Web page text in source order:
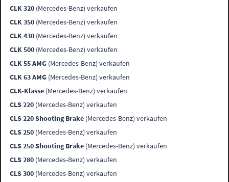
CLK 320 (Mercedes-Benz) verkaufen
CLK 350 (Mercedes-Benz) verkaufen
CLK 430 (Mercedes-Benz) verkaufen
CLK 500 (Mercedes-Benz) verkaufen
CLK 55 AMG (Mercedes-Benz) verkaufen
CLK 63 AMG (Mercedes-Benz) verkaufen
CLK-Klasse (Mercedes-Benz) verkaufen
CLS 220 (Mercedes-Benz) verkaufen
CLS 220 Shooting Brake (Mercedes-Benz) verkaufen
CLS 250 (Mercedes-Benz) verkaufen
CLS 250 Shooting Brake (Mercedes-Benz) verkaufen
CLS 280 (Mercedes-Benz) verkaufen
CLS 300 (Mercedes-Benz) verkaufen